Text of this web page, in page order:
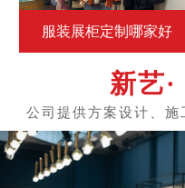
服装展柜定制哪家好